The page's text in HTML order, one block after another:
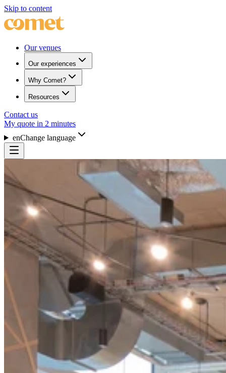
Skip to content
Our venues
Our experiences
Why Comet?
Resources
Contact us
My quote in 2 minutes
enChange language